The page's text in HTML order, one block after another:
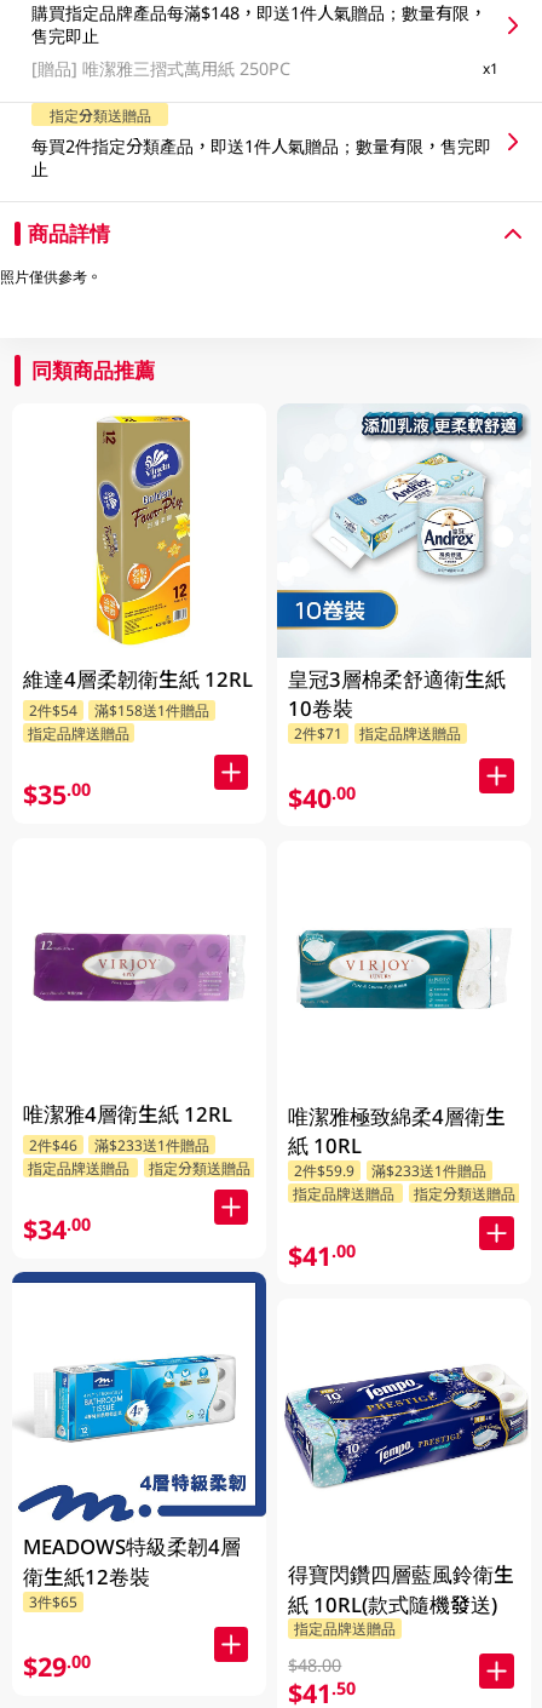
購買指定品牌產品每滿$148，即送1件人氣贈品；數量有限，
售完即止
[贈品]唯潔雅三摺式萬用紙 250PC x1
指定分類送贈品
每買2件指定分類產品，即送1件人氣贈品；數量有限，售完即
止
商品詳情
照片僅供參考。
同類商品推薦
維達4層柔韌衛生紙 12RL
2件$54
滿$158送1件贈品
指定品牌送贈品
$35.00
唯潔雅4層衛生紙 12RL
2件$46
滿$233送1件贈品
指定品牌送贈品
指定分類送贈品
$34.00
MEADOWS特級柔韌4層
衛生紙12卷裝
3件$65
$29.00
皇冠3層棉柔舒適衛生紙
10卷裝
2件$71 指定品牌送贈品
$40.00
唯潔雅極致綿柔4層衛生
紙 10RL
2件$59.9
滿$233送1件贈品
指定品牌送贈品
指定分類送贈品
$41.00
得寶閃鑽四層藍風鈴衛生
紙 10RL(款式隨機發送)
指定品牌送贈品
$48.00
$41.50